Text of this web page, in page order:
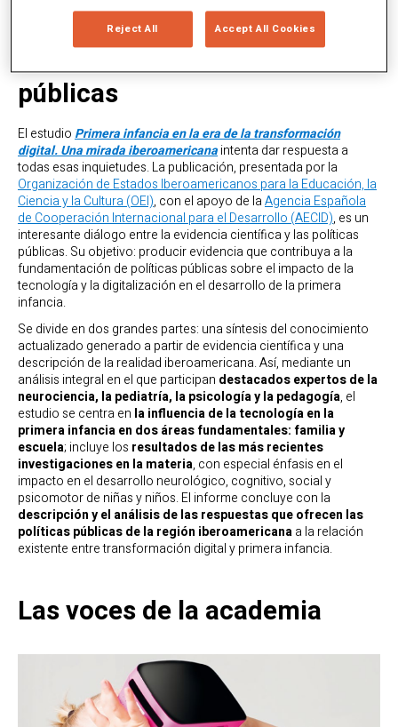
Un diálogo entre la evidencia
científica y las políticas
públicas
El estudio Primera infancia en la era de la transformación
digital. Una mirada iberoamericanaintenta dar respuesta a
todas esas inquietudes. La publicación, presentada por la
Organización de Estados Iberoamericanos para la Educación, la
Ciencia y la Cultura (OEI), con el apoyo de laAgencia Española
de Cooperación Internacional para el Desarrollo (AECID), es un
interesante diálogo entre la evidencia científica y las políticas
públicas. Su objetivo: producir evidencia que contribuya a la
fundamentación de políticas públicas sobre el impacto de la
tecnología y la digitalización en el desarrollo de la primera
infancia.
Se divide en dos grandes partes: una síntesis del conocimiento
actualizado generado a partir de evidencia científica y una
descripción de la realidad iberoamericana. Así, mediante un
análisis integral en el que participan destacados expertos de la
neurociencia, la pediatría, la psicología y la pedagogía, el
estudio se centra en la influencia de la tecnología en la
primera infancia en dos áreas fundamentales: familia y
escuela; incluye los resultados de las más recientes
investigaciones en la materia, con especial énfasis en el
impacto en el desarrollo neurológico, cognitivo, social y
psicomotor de niñas y niños. El informe concluye con la
descripción y el análisis de las respuestas que ofrecen las
políticas públicas de la región iberoamericanaa la relación
existente entre transformación digital y primera infancia.
Las voces de la academia
Reject All Accept All Cookies